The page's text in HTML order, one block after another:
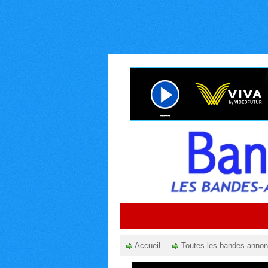
Accueil Toutes les bandes-